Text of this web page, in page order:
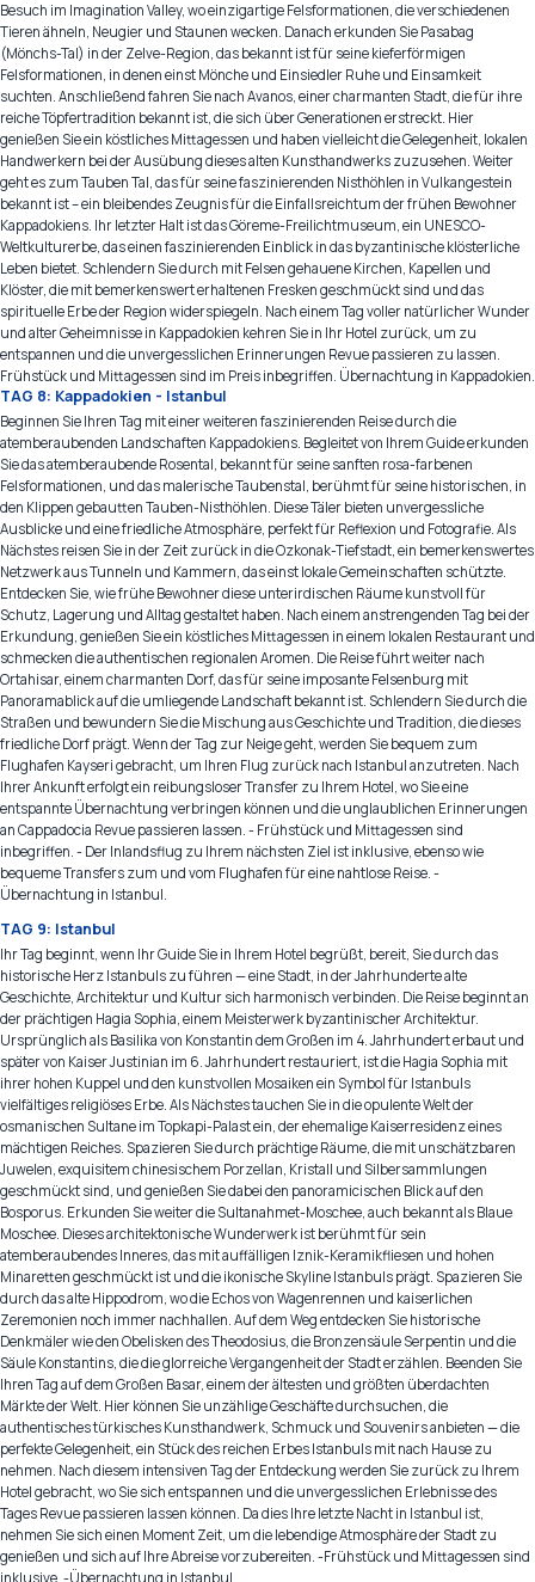
Besuch im Imagination Valley, wo einzigartige Felsformationen, die verschiedenen
Tieren ähneln, Neugier und Staunen wecken. Danach erkunden Sie Pasabag
(Mönchs-Tal) in der Zelve-Region, das bekannt ist für seine kieferförmigen
Felsformationen, in denen einst Mönche und Einsiedler Ruhe und Einsamkeit
suchten. Anschließend fahren Sie nach Avanos, einer charmanten Stadt, die für ihre
reiche Töpfertradition bekannt ist, die sich über Generationen erstreckt. Hier
genießen Sie ein köstliches Mittagessen und haben vielleicht die Gelegenheit, lokalen
Handwerkern bei der Ausübung dieses alten Kunsthandwerks zuzusehen. Weiter
geht es zum Tauben Tal, das für seine faszinierenden Nisthöhlen in Vulkangestein
bekannt ist – ein bleibendes Zeugnis für die Einfallsreichtum der frühen Bewohner
Kappadokiens. Ihr letzter Halt ist das Göreme-Freilichtmuseum, ein UNESCO-
Weltkulturerbe, das einen faszinierenden Einblick in das byzantinische klösterliche
Leben bietet. Schlendern Sie durch mit Felsen gehauene Kirchen, Kapellen und
Klöster, die mit bemerkenswert erhaltenen Fresken geschmückt sind und das
spirituelle Erbe der Region widerspiegeln. Nach einem Tag voller natürlicher Wunder
und alter Geheimnisse in Kappadokien kehren Sie in Ihr Hotel zurück, um zu
entspannen und die unvergesslichen Erinnerungen Revue passieren zu lassen.
Frühstück und Mittagessen sind im Preis inbegriffen. Übernachtung in Kappadokien.
TAG 8: Kappadokien - Istanbul
Beginnen Sie Ihren Tag mit einer weiteren faszinierenden Reise durch die
atemberaubenden Landschaften Kappadokiens. Begleitet von Ihrem Guide erkunden
Sie das atemberaubende Rosental, bekannt für seine sanften rosa-farbenen
Felsformationen, und das malerische Taubenstal, berühmt für seine historischen, in
den Klippen gebautten Tauben-Nisthöhlen. Diese Täler bieten unvergessliche
Ausblicke und eine friedliche Atmosphäre, perfekt für Reflexion und Fotografie. Als
Nächstes reisen Sie in der Zeit zurück in die Ozkonak-Tiefstadt, ein bemerkenswertes
Netzwerk aus Tunneln und Kammern, das einst lokale Gemeinschaften schützte.
Entdecken Sie, wie frühe Bewohner diese unterirdischen Räume kunstvoll für
Schutz, Lagerung und Alltag gestaltet haben. Nach einem anstrengenden Tag bei der
Erkundung, genießen Sie ein köstliches Mittagessen in einem lokalen Restaurant und
schmecken die authentischen regionalen Aromen. Die Reise führt weiter nach
Ortahisar, einem charmanten Dorf, das für seine imposante Felsenburg mit
Panoramablick auf die umliegende Landschaft bekannt ist. Schlendern Sie durch die
Straßen und bewundern Sie die Mischung aus Geschichte und Tradition, die dieses
friedliche Dorf prägt. Wenn der Tag zur Neige geht, werden Sie bequem zum
Flughafen Kayseri gebracht, um Ihren Flug zurück nach Istanbul anzutreten. Nach
Ihrer Ankunft erfolgt ein reibungsloser Transfer zu Ihrem Hotel, wo Sie eine
entspannte Übernachtung verbringen können und die unglaublichen Erinnerungen
an Cappadocia Revue passieren lassen. - Frühstück und Mittagessen sind
inbegriffen. - Der Inlandsflug zu Ihrem nächsten Ziel ist inklusive, ebenso wie
bequeme Transfers zum und vom Flughafen für eine nahtlose Reise. -
Übernachtung in Istanbul.
TAG 9: Istanbul
Ihr Tag beginnt, wenn Ihr Guide Sie in Ihrem Hotel begrüßt, bereit, Sie durch das
historische Herz Istanbuls zu führen — eine Stadt, in der Jahrhunderte alte
Geschichte, Architektur und Kultur sich harmonisch verbinden. Die Reise beginnt an
der prächtigen Hagia Sophia, einem Meisterwerk byzantinischer Architektur.
Ursprünglich als Basilika von Konstantin dem Großen im 4. Jahrhundert erbaut und
später von Kaiser Justinian im 6. Jahrhundert restauriert, ist die Hagia Sophia mit
ihrer hohen Kuppel und den kunstvollen Mosaiken ein Symbol für Istanbuls
vielfältiges religiöses Erbe. Als Nächstes tauchen Sie in die opulente Welt der
osmanischen Sultane im Topkapi-Palast ein, der ehemalige Kaiserresidenz eines
mächtigen Reiches. Spazieren Sie durch prächtige Räume, die mit unschätzbaren
Juwelen, exquisitem chinesischem Porzellan, Kristall und Silbersammlungen
geschmückt sind, und genießen Sie dabei den panoramicischen Blick auf den
Bosporus. Erkunden Sie weiter die Sultanahmet-Moschee, auch bekannt als Blaue
Moschee. Dieses architektonische Wunderwerk ist berühmt für sein
atemberaubendes Inneres, das mit auffälligen Iznik-Keramikfliesen und hohen
Minaretten geschmückt ist und die ikonische Skyline Istanbuls prägt. Spazieren Sie
durch das alte Hippodrom, wo die Echos von Wagenrennen und kaiserlichen
Zeremonien noch immer nachhallen. Auf dem Weg entdecken Sie historische
Denkmäler wie den Obelisken des Theodosius, die Bronzensäule Serpentin und die
Säule Konstantins, die die glorreiche Vergangenheit der Stadt erzählen. Beenden Sie
Ihren Tag auf dem Großen Basar, einem der ältesten und größten überdachten
Märkte der Welt. Hier können Sie unzählige Geschäfte durchsuchen, die
authentisches türkisches Kunsthandwerk, Schmuck und Souvenirs anbieten — die
perfekte Gelegenheit, ein Stück des reichen Erbes Istanbuls mit nach Hause zu
nehmen. Nach diesem intensiven Tag der Entdeckung werden Sie zurück zu Ihrem
Hotel gebracht, wo Sie sich entspannen und die unvergesslichen Erlebnisse des
Tages Revue passieren lassen können. Da dies Ihre letzte Nacht in Istanbul ist,
nehmen Sie sich einen Moment Zeit, um die lebendige Atmosphäre der Stadt zu
genießen und sich auf Ihre Abreise vorzubereiten. -Frühstück und Mittagessen sind
inklusive. -Übernachtung in Istanbul.